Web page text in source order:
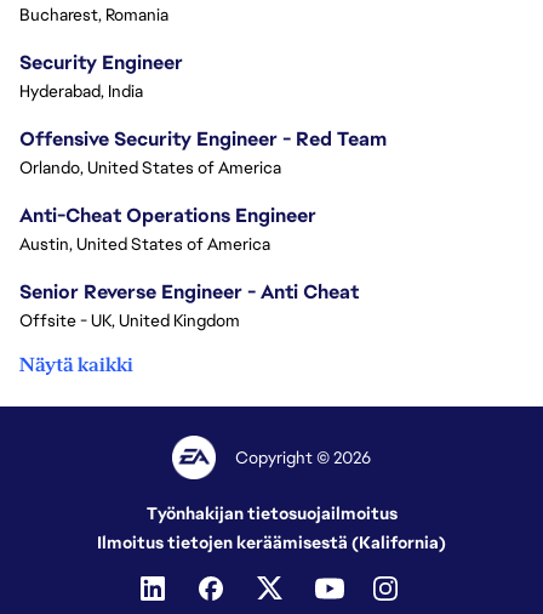
Bucharest, Romania
Security Engineer
Hyderabad, India
Offensive Security Engineer - Red Team
Orlando, United States of America
Anti-Cheat Operations Engineer
Austin, United States of America
Senior Reverse Engineer - Anti Cheat
Offsite - UK, United Kingdom
Näytä kaikki
Copyright © 2026
Työnhakijan tietosuojailmoitus
Ilmoitus tietojen keräämisestä (Kalifornia)